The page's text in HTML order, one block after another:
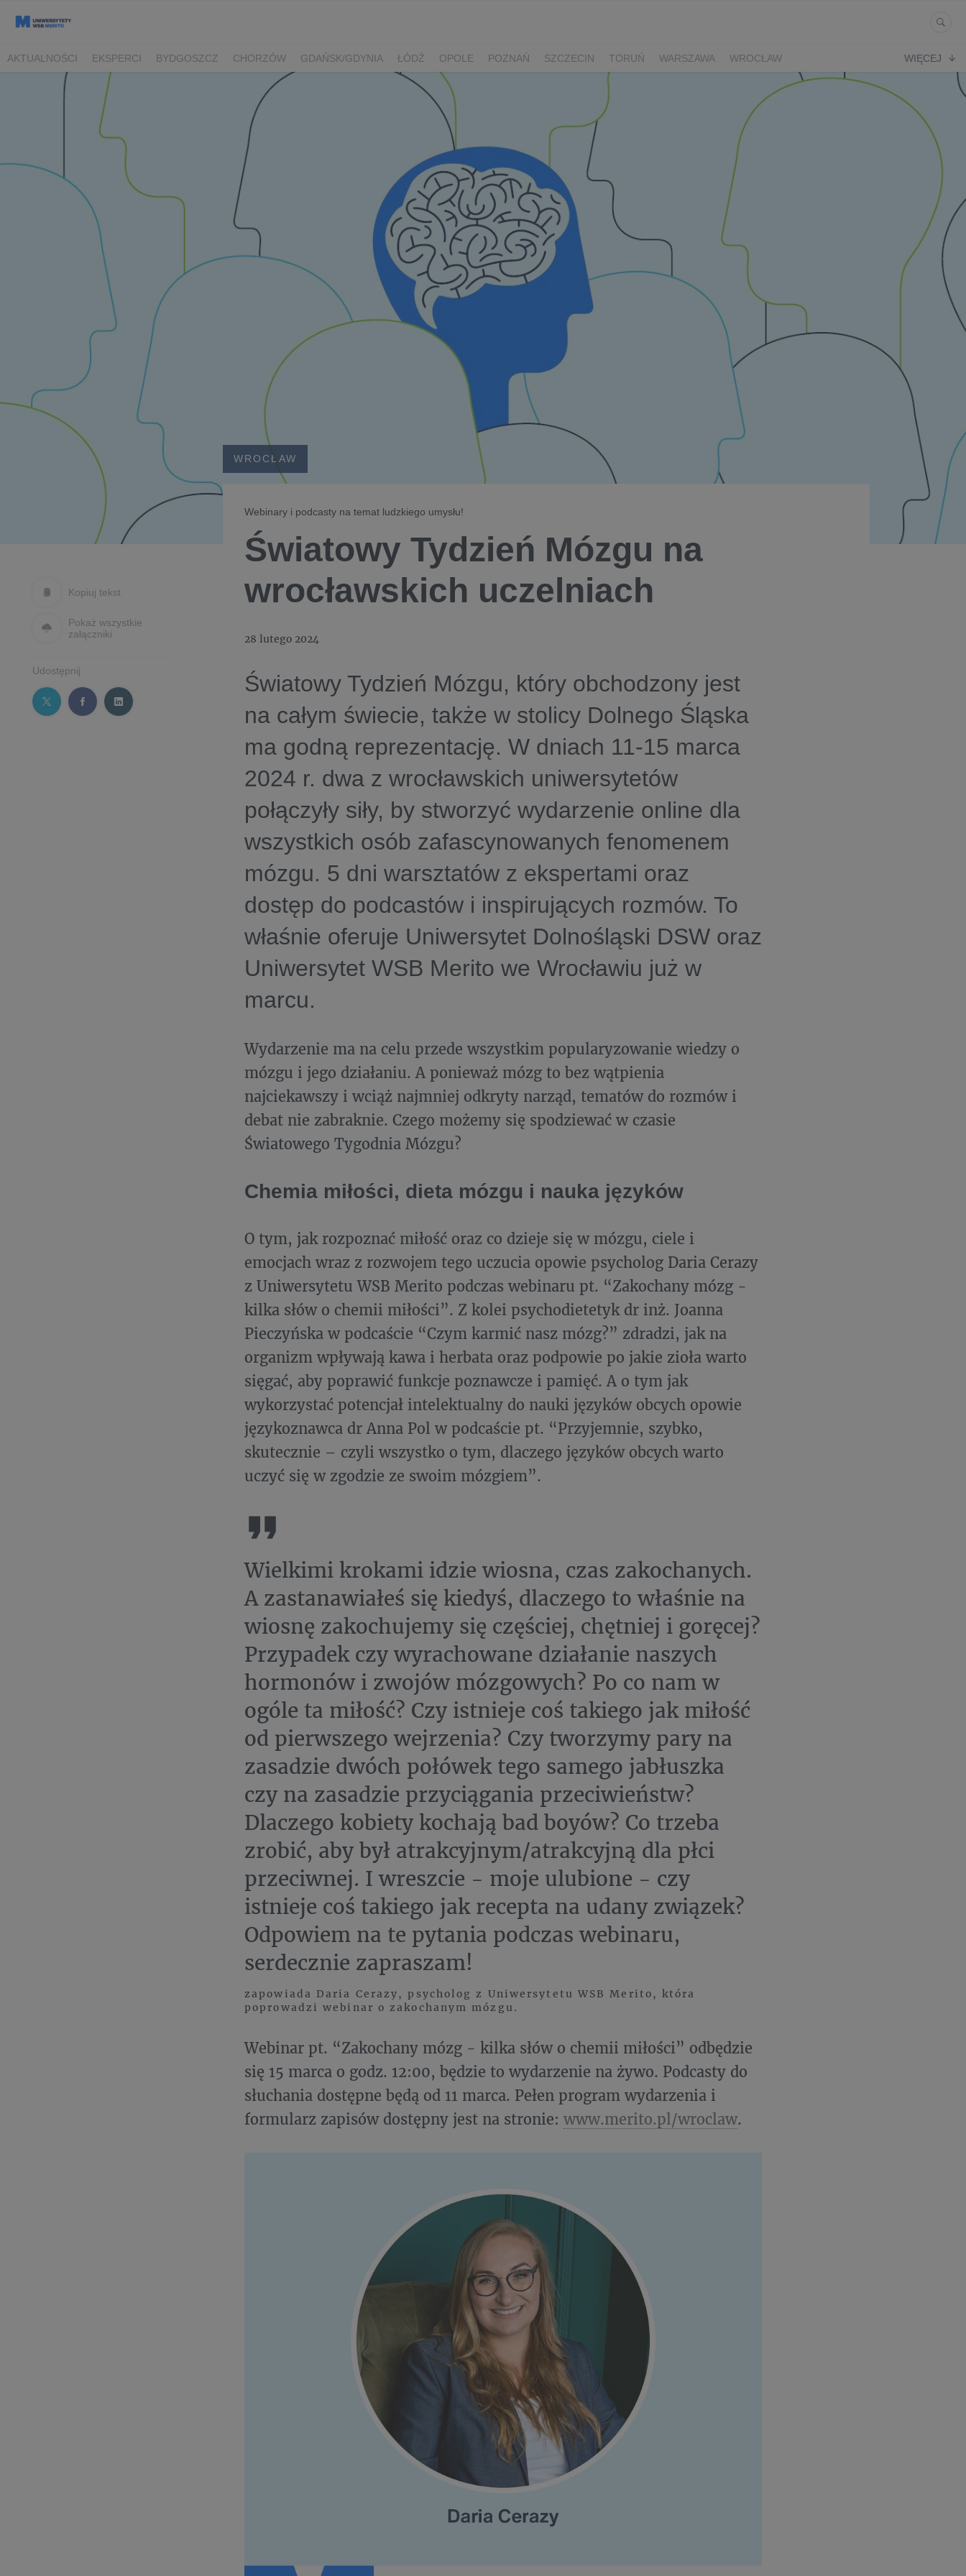
AKTUALNOŚCI EKSPERCI BYDGOSZCZ CHORZÓW GDAŃSK/GDYNIA ŁÓDŹ OPOLE POZNAŃ SZCZECIN TORUŃ WARSZAWA
WROCŁAW
TORUŃ/BYDGOSZCZ
WIĘCEJ
Kopiuj tekst
Pokaż wszystkie
załączniki
Udostępnij
WROCŁAW
Webinary i podcasty na temat ludzkiego ​umysłu!
Światowy Tydzień Mózgu na
wrocławskich uczelniach
28 lutego 2024
Światowy Tydzień Mózgu, który obchodzony jest
na całym świecie, także w stolicy Dolnego Śląska
ma godną reprezentację. W dniach 11-15 marca
2024 r. dwa z wrocławskich uniwersytetów
połączyły siły, by stworzyć wydarzenie online dla
wszystkich osób zafascynowanych fenomenem
mózgu. 5 dni warsztatów z ekspertami oraz
dostęp do podcastów i inspirujących rozmów. To
właśnie oferuje Uniwersytet Dolnośląski DSW oraz
Uniwersytet WSB Merito we Wrocławiu już w
marcu.
Wydarzenie ma na celu przede wszystkim popularyzowanie wiedzy o
mózgu i jego działaniu. A ponieważ mózg to bez wątpienia
najciekawszy i wciąż najmniej odkryty narząd, tematów do rozmów i
debat nie zabraknie. Czego możemy się spodziewać w czasie
Światowego Tygodnia Mózgu?
Chemia miłości, dieta mózgu i nauka języków
O tym, jak rozpoznać miłość oraz co dzieje się w mózgu, ciele i
emocjach wraz z rozwojem tego uczucia opowie psycholog Daria Cerazy
z Uniwersytetu WSB Merito podczas webinaru pt. “Zakochany mózg -
kilka słów o chemii miłości”. Z kolei psychodietetyk dr inż. Joanna
Pieczyńska w podcaście “Czym karmić nasz mózg?” zdradzi, jak na
organizm wpływają kawa i herbata oraz podpowie po jakie zioła warto
sięgać, aby poprawić funkcje poznawcze i pamięć. A o tym jak
wykorzystać potencjał intelektualny do nauki języków obcych opowie
językoznawca dr Anna Pol w podcaście pt. “Przyjemnie, szybko,
skutecznie – czyli wszystko o tym, dlaczego języków obcych warto
uczyć się w zgodzie ze swoim mózgiem”.
Wielkimi krokami idzie wiosna, czas zakochanych.
A zastanawiałeś się kiedyś, dlaczego to właśnie na
wiosnę zakochujemy się częściej, chętniej i goręcej?
Przypadek czy wyrachowane działanie naszych
hormonów i zwojów mózgowych? Po co nam w
ogóle ta miłość? Czy istnieje coś takiego jak miłość
od pierwszego wejrzenia? Czy tworzymy pary na
zasadzie dwóch połówek tego samego jabłuszka
czy na zasadzie przyciągania przeciwieństw?
Dlaczego kobiety kochają bad boyów? Co trzeba
zrobić, aby był atrakcyjnym/atrakcyjną dla płci
przeciwnej. I wreszcie - moje ulubione - czy
istnieje coś takiego jak recepta na udany związek?
Odpowiem na te pytania podczas webinaru,
serdecznie zapraszam!
zapowiada Daria Cerazy, psycholog z Uniwersytetu WSB Merito, która
poprowadzi webinar o zakochanym mózgu.
Webinar pt. “Zakochany mózg - kilka słów o chemii miłości” odbędzie
się 15 marca o godz. 12:00, będzie to wydarzenie na żywo. Podcasty do
słuchania dostępne będą od 11 marca. Pełen program wydarzenia i
formularz zapisów dostępny jest na stronie: www.merito.pl/wroclaw.